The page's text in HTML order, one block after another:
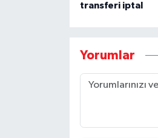
transferi iptal
Yorumlar